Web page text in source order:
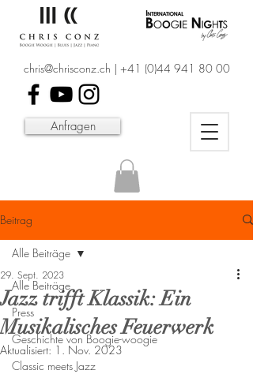
Anfragen
chris@chrisconz.ch | +41 (0)44 941 80 00
Beitrag
Alle Beiträge
Press
Geschichte von Boogie-woogie
Classic meets Jazz
Alle Beiträge
Jazz trifft Klassik: Ein
Musikalisches Feuerwerk
29. Sept. 2023
Aktualisiert: 1. Nov. 2023